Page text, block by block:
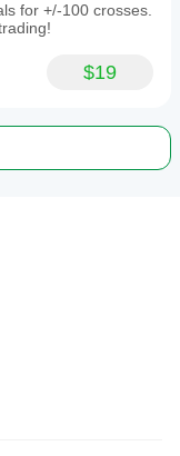
for +/-100 crosses.
$19